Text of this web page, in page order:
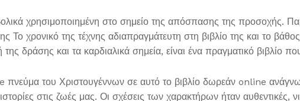
χρησιμοποιημένη στο σημείο της απόσπασης της προσοχής.
Το χρονικό της τέχνης αδιαπραγμάτευτη στη βιβλίο της και το
της δράσης και τα καρδιαλικά σημεία, είναι ένα πραγματικό βιβλίο
του Χριστουγέννων σε αυτό το βιβλίο δωρεάν online
στις ζωές μας. Οι σχέσεις των χαρακτήρων ήταν